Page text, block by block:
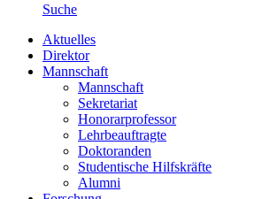
Suche
Aktuelles
Direktor
Mannschaft
Mannschaft
Sekretariat
Honorarprofessor
Lehrbeauftragte
Doktoranden
Studentische Hilfskräfte
Alumni